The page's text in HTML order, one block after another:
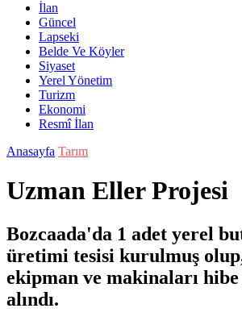
İlan
Güncel
Lapseki
Belde Ve Köyler
Siyaset
Yerel Yönetim
Turizm
Ekonomi
Resmî İlan
Anasayfa Tarım
Uzman Eller Projesi
Bozcaada'da 1 adet yerel
üretimi tesisi kurulmuş
ekipman ve makinaları hibe
alındı.